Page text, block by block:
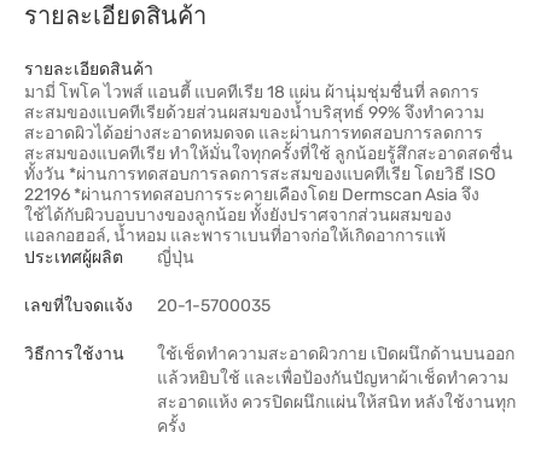
รายละเอียดสินค้า
รายละเอียดสินค้า
มามี่ โพโค ไวพส์ แอนตี้ แบคทีเรีย 18 แผ่น ผ้านุ่มชุ่มชื่นที่ ลดการ
สะสมของแบคทีเรียด้วยส่วนผสมของน้ำบริสุทธ์ 99% จึงทำความ
สะอาดผิวได้อย่างสะอาดหมดจด และผ่านการทดสอบการลดการ
สะสมของแบคทีเรีย ทำให้มั่นใจทุกครั้งที่ใช้ ลูกน้อยรู้สึกสะอาดสดชื่น
ทั้งวัน *ผ่านการทดสอบการลดการสะสมของแบคทีเรีย โดยวิธี ISO
22196 *ผ่านการทดสอบการระคายเคืองโดย Dermscan Asia จึง
ใช้ได้กับผิวบอบบางของลูกน้อย ทั้งยังปราศจากส่วนผสมของ
แอลกอฮอล์, น้ำหอม และพาราเบนที่อาจก่อให้เกิดอาการแพ้
ประเทศผู้ผลิต
ญี่ปุ่น
เลขที่ใบจดแจ้ง 20-1-5700035
วิธีการใช้งาน
ใช้เช็ดทำความสะอาดผิวกาย เปิดผนึกด้านบนออก
แล้วหยิบใช้ และเพื่อป้องกันปัญหาผ้าเช็ดทำความ
สะอาดแห้ง ควรปิดผนึกแผ่นให้สนิท หลังใช้งานทุก
ครั้ง